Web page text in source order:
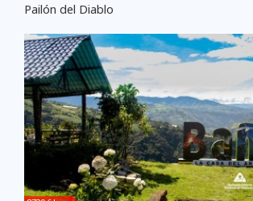
Pailón del Diablo